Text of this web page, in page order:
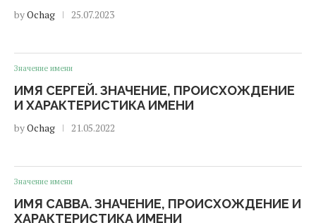
byOchag 25.07.2023
Значение имени
ИМЯ СЕРГЕЙ. ЗНАЧЕНИЕ, ПРОИСХОЖДЕНИЕ
И ХАРАКТЕРИСТИКА ИМЕНИ
byOchag 21.05.2022
Значение имени
ИМЯ САВВА. ЗНАЧЕНИЕ, ПРОИСХОЖДЕНИЕ И
ХАРАКТЕРИСТИКА ИМЕНИ